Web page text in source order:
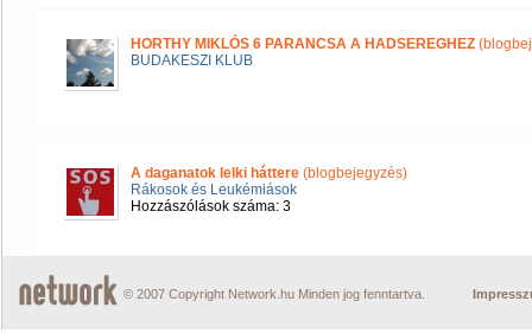
HORTHY MIKLÓS 6 PARANCSA A HADSEREGHEZ
BUDAKESZI KLUB
A daganatok lelki háttere (blogbejegyzés)
Rákosok és Leukémiások
Hozzászólások száma: 3
© 2007 Copyright Network.hu Minden jog fenntartva.